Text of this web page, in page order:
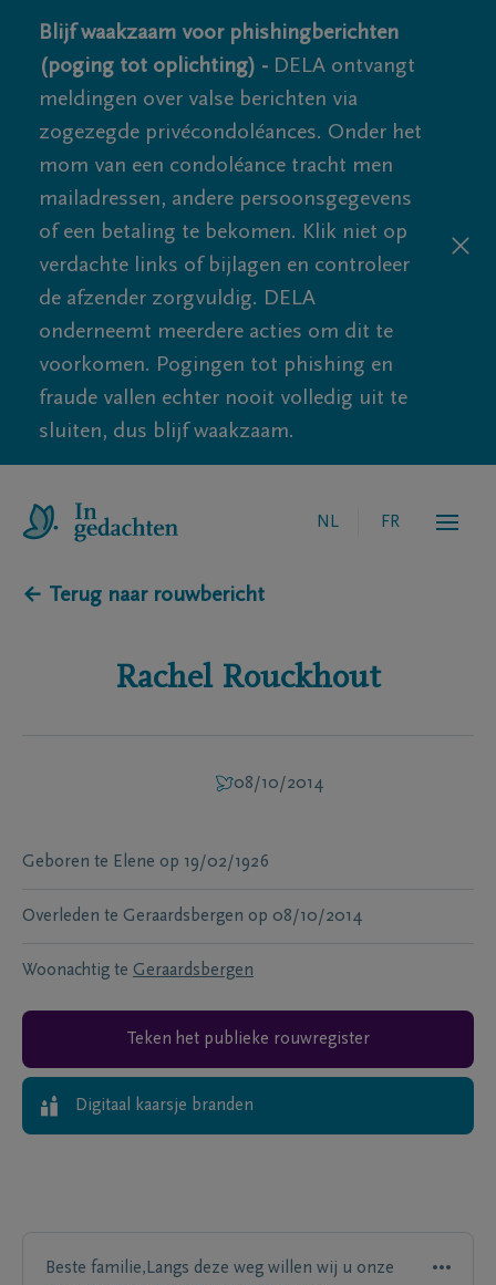
Blijf waakzaam voor phishingberichten
(poging tot oplichting) - DELA ontvangt
meldingen over valse berichten via
zogezegde privécondoléances. Onder het
mom van een condoléance tracht men
mailadressen, andere persoonsgegevens
of een betaling te bekomen. Klik niet op
verdachte links of bijlagen en controleer
de afzender zorgvuldig. DELA
onderneemt meerdere acties om dit te
voorkomen. Pogingen tot phishing en
fraude vallen echter nooit volledig uit te
sluiten, dus blijf waakzaam.
NL FR
← Terug naar rouwbericht
Rachel Rouckhout
08/10/2014
Geboren te Elene op 19/02/1926
Overleden te Geraardsbergen op 08/10/2014
Woonachtig te Geraardsbergen
Teken het publieke rouwregister
Digitaal kaarsje branden
Beste familie,Langs deze weg willen wij u onze